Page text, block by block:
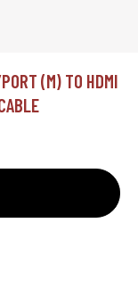
(M) TO HDMI